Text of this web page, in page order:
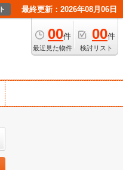
最終更新：2026年08月06日
00件
最近見た物件
00件
検討リスト